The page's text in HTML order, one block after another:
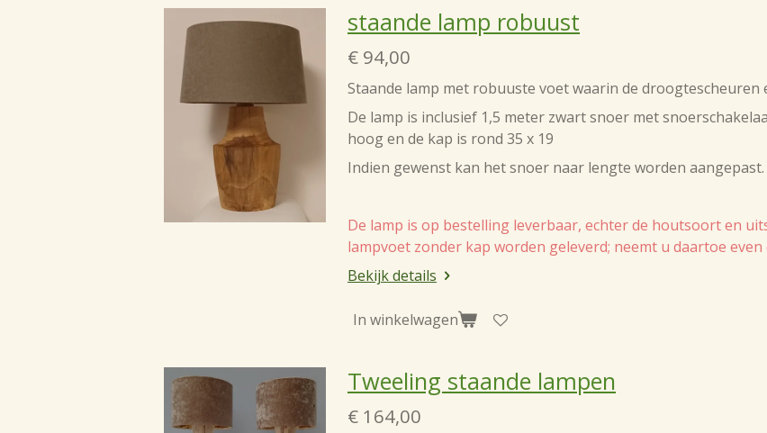
staande lamp robuust
€ 94,00
Staande lamp met robuuste voet waarin de droogtescheuren
De lamp is inclusief 1,5 meter zwart snoer met
hoog en de kap is rond 35 x 19
Indien gewenst kan het snoer naar lengte worden aangepast.
De lamp is op bestelling leverbaar, echter de houtsoort en
lampvoet zonder kap worden geleverd; neemt u daartoe
Bekijk details
In winkelwagen
Tweeling staande lampen
€ 164,00